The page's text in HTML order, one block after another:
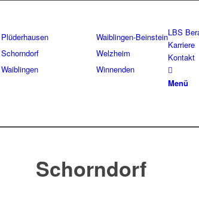
LBS
Plüderhausen
Schorndorf
Waiblingen
Waiblingen-Beinstein
Welzheim
Winnenden
Karriere
Kontakt
Menü
Schorndorf